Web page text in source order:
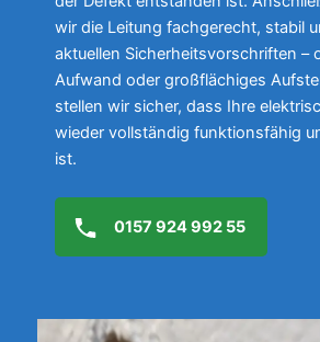
wir die Leitung fachgerecht, stabil
aktuellen Sicherheitsvorschriften –
Aufwand oder großflächiges
stellen wir sicher, dass Ihre
wieder vollständig funktionsfähig
ist.
0157 924 992 55